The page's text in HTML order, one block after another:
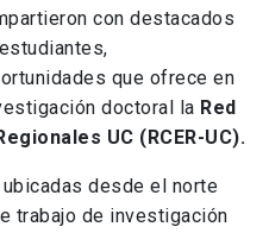
con destacados
que ofrece en
doctoral la Red
UC (RCER-UC).
desde el norte
trabajo de investigación